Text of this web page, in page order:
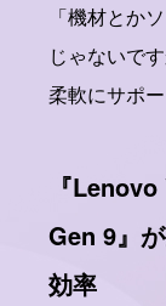
「機材とか
じゃないで
柔軟にサポ
『
Gen 9』
効率